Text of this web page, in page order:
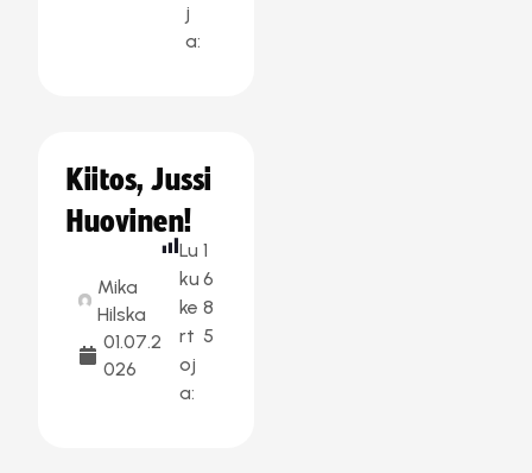
j
a:
Kiitos, Jussi
Huovinen!
Mika
Hilska
01.07.2
026
Lu
ku
ke
rt
oj
a:
1
6
8
5